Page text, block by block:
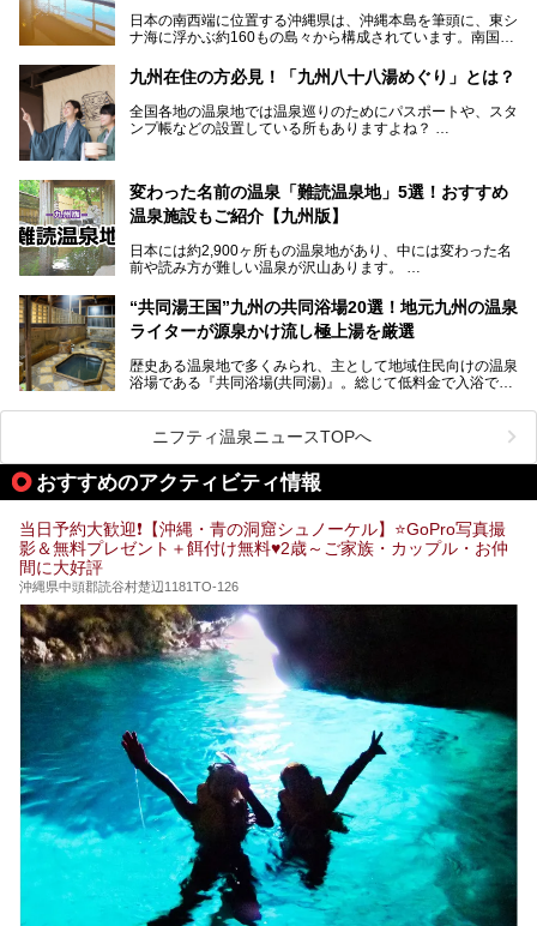
ンに注目される存在。今回は貸切湯にスポットを当て、その
魅力を徹底解説します。
日本の南西端に位置する沖縄県は、沖縄本島を筆頭に、東シ
ナ海に浮かぶ約160もの島々から構成されています。南国な
ずの豊かな自然、独自の歴史や文化など、多くの人を惹きつ
けてやまない魅力あふれる観光県です。
そんな沖縄県のスーパー銭湯には、ホテル併設などリゾート
と同時に楽しめる施設が多くあります。日帰りでも旅行気分
九州在住の方必見！「九州八十八湯めぐり」とは？
全国各地の温泉地では温泉巡りのためにパスポートや、スタ
ンプ帳などの設置している所もありますよね？
な方ならぜひ参加してみたいスタンプラリーでしょう。
変わった名前の温泉「難読温泉地」5選！おすすめ
温泉施設もご紹介【九州版】
日本には約2,900ヶ所もの温泉地があり、中には変わった名
前や読み方が難しい温泉が沢山あります。
そこで日本各地にある「難読温泉地」を、地域ごとにクイズ
形式でご紹介。第５回目(最終回)である今回は、九州地方の
難読温泉地をピックアップしました。
いくつ読めるか、ぜひチャレンジしてみて下さいね！
“共同湯王国”九州の共同浴場20選！地元九州の温泉
ライターが源泉かけ流し極上湯を厳選
歴史ある温泉地で多くみられ、主として地域住民向けの温泉
浴場である『共同浴場(共同湯)』。総じて低料金で入浴で
特徴です。
共同浴場は全国各地の温泉地にありますが、特に九州地方は
共同湯文化が古くから発展し、質・量ともに大変充実。九州
は“共同湯王国”といっても決して過言では無いでしょう。
今回は地元在住の九州の温泉ライターである筆者が過去入浴
した中から、源泉かけ流しと泉質の良さにこだわって九州の
めぐりの参考にされてみて下さい！
ニフティ温泉ニュースTOPへ
おすすめのアクティビティ情報
当日予約大歓迎❗【沖縄・青の洞窟シュノーケル】⭐GoPro写真撮
影＆無料プレゼント＋餌付け無料♥️2歳～ご家族・カップル・お仲
間に大好評
沖縄県中頭郡読谷村楚辺1181TO-126